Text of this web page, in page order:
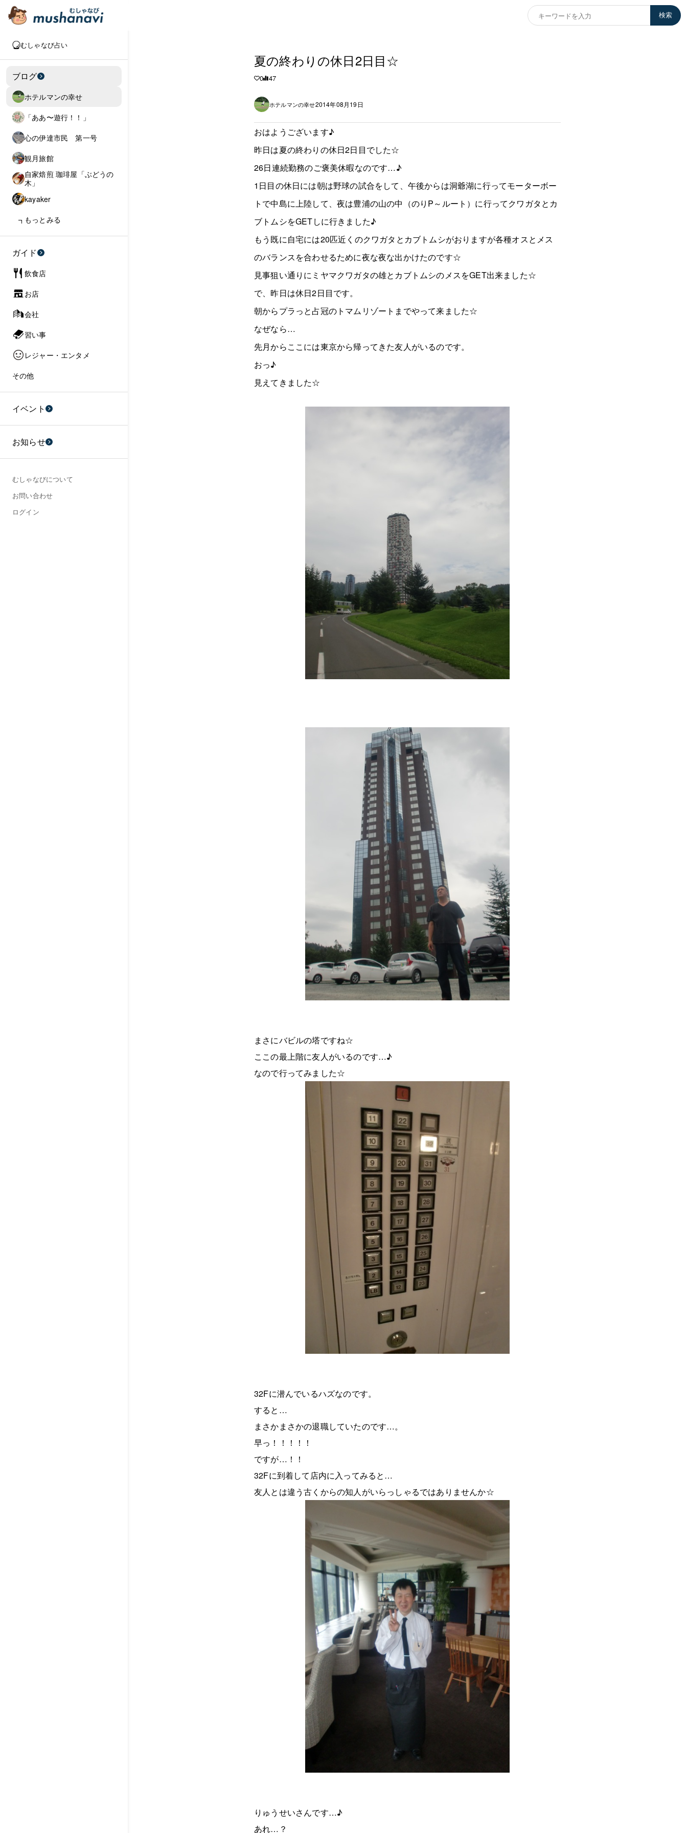
検索
むしゃなび占い
ブログ
ホテルマンの幸せ
「ああ〜遊行！！」
心の伊達市民 第一号
観月旅館
自家焙煎 珈琲屋「ぶどうの
木」
kayaker
もっとみる
ガイド
飲食店
お店
会社
習い事
レジャー・エンタメ
その他
イベント
お知らせ
むしゃなびについて
お問い合わせ
ログイン
夏の終わりの休日2日目☆
0 47
ホテルマンの幸せ2014年08月19日
おはようございます♪
昨日は夏の終わりの休日2日目でした☆
26日連続勤務のご褒美休暇なのです…♪
1日目の休日には朝は野球の試合をして、午後からは洞爺湖に行ってモーターボー
トで中島に上陸して、夜は豊浦の山の中（のりP～ルート）に行ってクワガタとカ
ブトムシをGETしに行きました♪
もう既に自宅には20匹近くのクワガタとカブトムシがおりますが各種オスとメス
のバランスを合わせるために夜な夜な出かけたのです☆
見事狙い通りにミヤマクワガタの雄とカブトムシのメスをGET出来ました☆
で、昨日は休日2日目です。
朝からプラっと占冠のトマムリゾートまでやって来ました☆
なぜなら…
先月からここには東京から帰ってきた友人がいるのです。
おっ♪
見えてきました☆
まさにバビルの塔ですね☆
ここの最上階に友人がいるのです…♪
なので行ってみました☆
32Fに潜んでいるハズなのです。
すると…
まさかまさかの退職していたのです…。
早っ！！！！！
ですが…！！
32Fに到着して店内に入ってみると…
友人とは違う古くからの知人がいらっしゃるではありませんか☆
りゅうせいさんです…♪
あれ…？